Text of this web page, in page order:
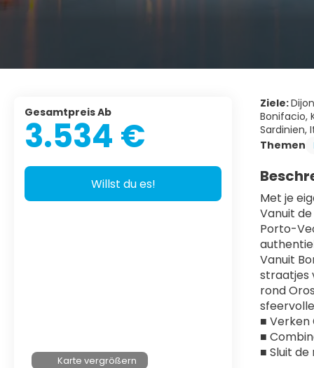
Ziele:
Bonifacio,
Sardinien,
Themen
Met je
Vanuit
Porto-
Vanuit
straatjes
rond
■ Verken
■
■ Sluit
Gesamtpreis Ab
3.534 €
Willst du es!
Karte vergrößern